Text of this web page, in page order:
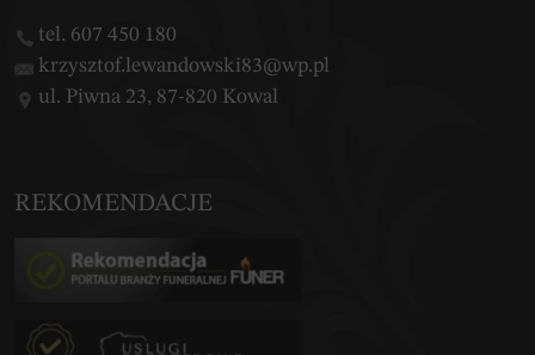
tel. 607 450 180
krzysztof.lewandowski83@wp.pl
ul. Piwna 23, 87-820 Kowal
REKOMENDACJE